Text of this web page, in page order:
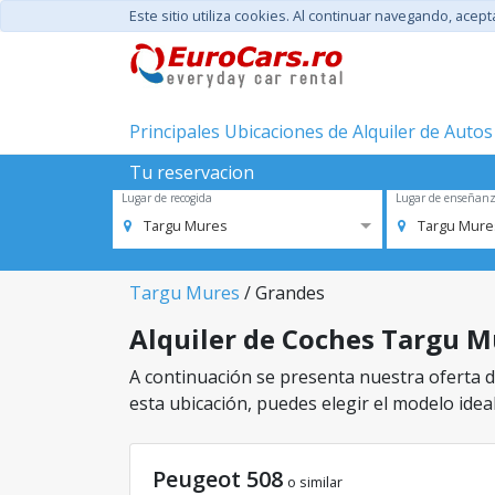
Este sitio utiliza cookies. Al continuar navegando,
Principales Ubicaciones de Alquiler de Autos
Tu reservacion
Lugar de recogida
Targu Mures
Lugar de
Targu
Targu Mures / Grandes
Alquiler de Coches Targu
A continuación se presenta nuestra oferta
esta ubicación, puedes elegir el modelo
Peugeot 508 o similar